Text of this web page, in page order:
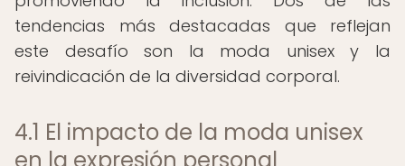
tendencias más destacadas que reflejan
este desafío son la moda unisex y la
reivindicación de la diversidad corporal.
4.1 El impacto de la moda unisex